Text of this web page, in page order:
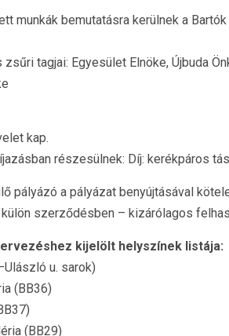
munkák bemutatásra kerülnek a
tagjai: Egyesület Elnöke, Újbuda
kap.
részesülnek: Díj: kerékpáros
pályázó a pályázat benyújtásával
szerződésben – kizárólagos
kijelölt helyszínek listája:
u. sarok)
(BB36)
(BB29)